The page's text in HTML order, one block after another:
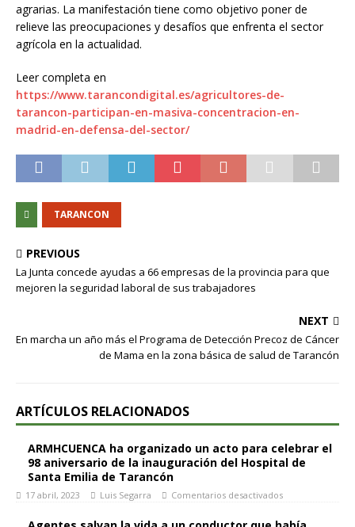
agrarias. La manifestación tiene como objetivo poner de
relieve las preocupaciones y desafíos que enfrenta el sector
agrícola en la actualidad.
Leer completa en
https://www.tarancondigital.es/agricultores-de-
tarancon-participan-en-masiva-concentracion-en-
madrid-en-defensa-del-sector/
TARANCON
PREVIOUS
La Junta concede ayudas a 66 empresas de la provincia para que
mejoren la seguridad laboral de sus trabajadores
NEXT
En marcha un año más el Programa de Detección Precoz de Cáncer
de Mama en la zona básica de salud de Tarancón
ARTÍCULOS RELACIONADOS
ARMHCUENCA ha organizado un acto para celebrar el
98 aniversario de la inauguración del Hospital de
Santa Emilia de Tarancón
17 abril, 2023 Luis Segarra Comentarios desactivados